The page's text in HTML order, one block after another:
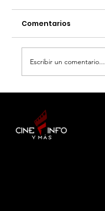
por LIZ GIL
Comentarios
Escribir un comentario...